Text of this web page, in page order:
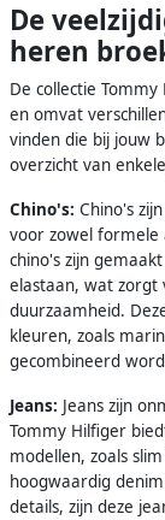
De
heren
De collectie
en omvat
vinden die bij jouw
overzicht van
Chino's: Chino's
voor zowel formele
chino's zijn
elastaan, wat zorgt
duurzaamheid.
kleuren, zoals
gecombineerd
Jeans: Jeans zijn
Tommy Hilfiger
modellen, zoals
hoogwaardig
details, zijn deze